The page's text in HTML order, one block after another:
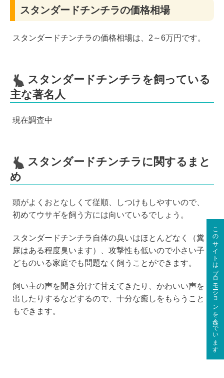
スタンダードチンチラの価格相場
スタンダードチンチラの価格相場は、2～6万円です。
スタンダードチンチラを飼っている
主な著名人
現在調査中
スタンダードチンチラに関するまと
め
頭がよくおとなしくて従順、しつけもしやすいので、
初めてウサギを飼う方には向いているでしょう。
スタンダードチンチラ自体の臭いはほとんどなく（糞
尿はある程度臭います）、攻撃性も低いので小さい子
どものいる家庭でも問題なく飼うことができます。
飼い主の声を聞き分けて甘えてきたり、かわいい声を
出したりするなどするので、十分な癒しをもらうこと
もできます。
このサイトはプロモーションを含んでいます。